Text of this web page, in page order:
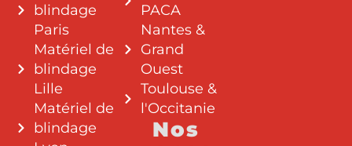
blindage
Paris
Matériel de
blindage
Lille
Matériel de
blindage
PACA
Nantes &
Grand
Ouest
Toulouse &
l'Occitanie
Nos